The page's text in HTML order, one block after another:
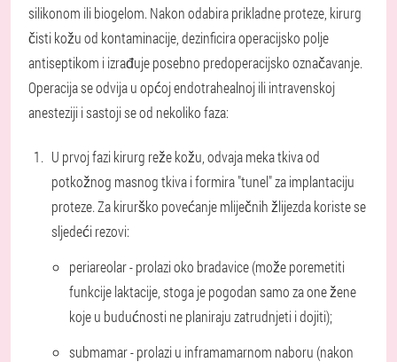
silikonom ili biogelom. Nakon odabira prikladne proteze, kirurg
čisti kožu od kontaminacije, dezinficira operacijsko polje
antiseptikom i izrađuje posebno predoperacijsko označavanje.
Operacija se odvija u općoj endotrahealnoj ili intravenskoj
anesteziji i sastoji se od nekoliko faza:
U prvoj fazi kirurg reže kožu, odvaja meka tkiva od
potkožnog masnog tkiva i formira "tunel" za implantaciju
proteze. Za kirurško povećanje mliječnih žlijezda koriste se
sljedeći rezovi:
periareolar - prolazi oko bradavice (može poremetiti
funkcije laktacije, stoga je pogodan samo za one žene
koje u budućnosti ne planiraju zatrudnjeti i dojiti);
submamar - prolazi u inframamarnom naboru (nakon